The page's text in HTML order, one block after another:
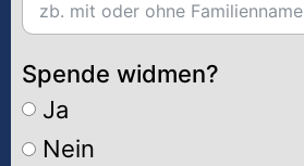
Spende widmen?
Ja
Nein